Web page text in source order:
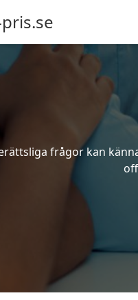
frågor kan